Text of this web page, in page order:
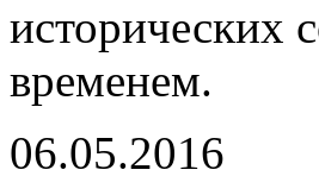
исторических
временем.
06.05.2016